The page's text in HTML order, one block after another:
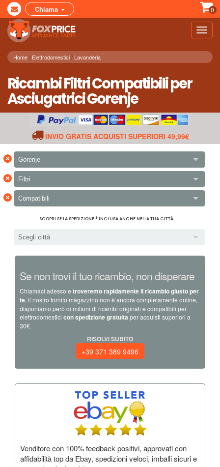
Chiama 0
Home Elettrodomestici Lavanderia
Ricambi Filtri Compatibili per
Asciugatrici Gorenje
INVIO GRATIS ACQUISTI SUPERIORI 49,99€
× Gorenje
× Filtri
× Compatibili
SCOPRI SE LA SPEDIZIONE È INCLUSA ANCHE NELLA TUA CITTÀ
Scegli città
Se non trovi il tuo ricambio, non disperare
Chiamaci adesso e troveremo rapidamente il ricambio giusto per
te, il nostro fornito magazzino non è ancora completamente online,
disponiamo però di milioni di ricambi originali e compatibili per
elettrodomestici con spedizione gratuita per acquisti superiori a
30€.
RISOLVI SUBITO
+39 371 389 9496
Venditore con 100% feedback positivi, approvati con
affidabilità top da Ebay, spedizioni veloci, imballi sicuri e